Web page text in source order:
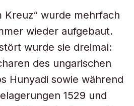
Kreuz“ wurde mehrfach
wieder aufgebaut.
wurde sie dreimal:
des ungarischen
Hunyadi sowie während
1529 und